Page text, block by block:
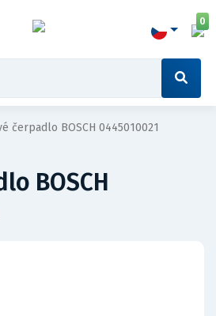
0
čerpadlo BOSCH 0445010021
BOSCH